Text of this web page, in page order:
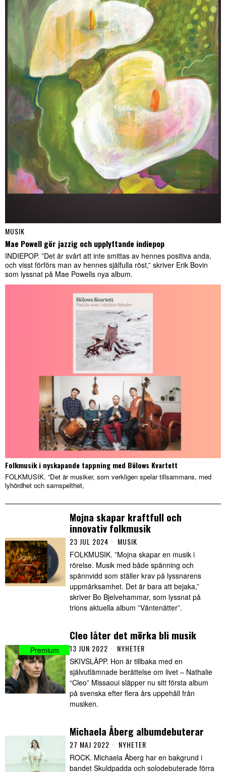
MUSIK
Mae Powell gör jazzig och upplyftande indiepop
INDIEPOP. ”Det är svårt att inte smittas av hennes positiva anda,
och visst förförs man av hennes själfulla röst,” skriver Erik Bovin
som lyssnat på Mae Powells nya album.
Folkmusik i nyskapande tappning med Bülows Kvartett
FOLKMUSIK. ”Det är musiker, som verkligen spelar tillsammans, med
lyhördhet och samspelthet,
Mojna skapar kraftfull och
innovativ folkmusik
23 JUL 2024 MUSIK
FOLKMUSIK. ”Mojna skapar en musik i
rörelse. Musik med både spänning och
spännvidd som ställer krav på lyssnarens
uppmärksamhet. Det är bara att bejaka,”
skriver Bo Bjelvehammar, som lyssnat på
trions aktuella album ”Väntenätter”.
Cleo låter det mörka bli musik
13 JUN 2022 NYHETER
SKIVSLÄPP. Hon är tillbaka med en
självutlämnade berättelse om livet – Nathalie
“Cleo” Missaoui släpper nu sitt första album
på svenska efter flera års uppehåll från
musiken.
Michaela Åberg albumdebuterar
27 MAJ 2022 NYHETER
ROCK. Michaela Åberg har en bakgrund i
bandet Skuldpadda och solodebuterade förra